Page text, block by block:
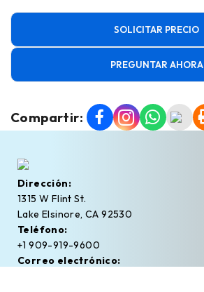
SOLICITAR PRECIO
PREGUNTAR AHORA
Compartir:
Dirección:
1315 W Flint St.
Lake Elsinore, CA 92530
Teléfono:
+1 909-919-9600
Correo electrónico: